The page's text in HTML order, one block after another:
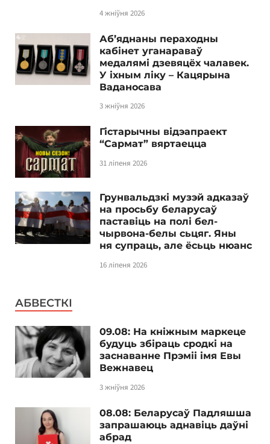
4 жніўня 2026
Аб’яднаны пераходны
кабінет уганараваў
медалямі дзевяцёх чалавек.
У іхным ліку – Кацярына
Ваданосава
3 жніўня 2026
Гістарычны відэапраект
“Сармат” вяртаецца
31 ліпеня 2026
Грунвальдзкі музэй адказаў
на просьбу беларусаў
паставіць на полі бел-
чырвона-белы сьцяг. Яны
ня супраць, але ёсьць нюанс
16 ліпеня 2026
АБВЕСТКІ
09.08: На кніжным маркеце
будуць збіраць сродкі на
заснаванне Прэміі імя Евы
Вежнавец
3 жніўня 2026
08.08: Беларусаў Падляшша
запрашаюць аднавіць даўні
абрад